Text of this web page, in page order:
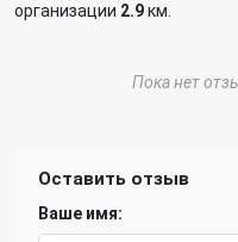
организации 2.9км.
Пока нет
Оставить отзыв
Ваше имя: